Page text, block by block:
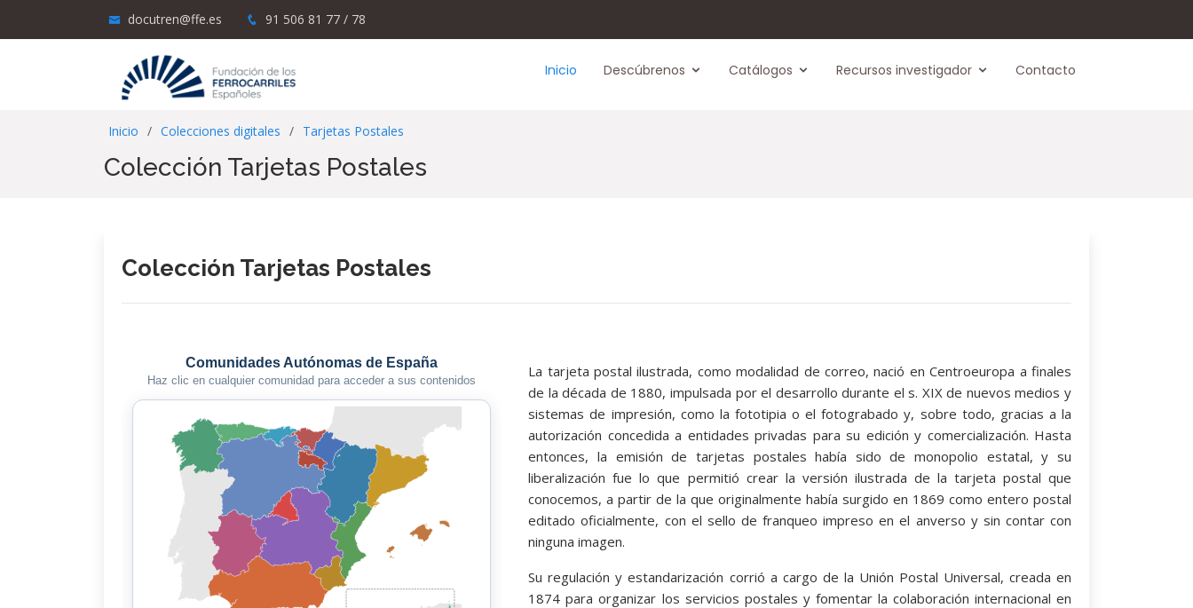
docutren@ffe.es 91 506 81 77 / 78
Inicio Descúbrenos Catálogos Recursos investigador Contacto
Inicio Colecciones digitales Tarjetas Postales
Colección Tarjetas Postales
Colección Tarjetas Postales
La tarjeta postal ilustrada, como modalidad de correo, nació en Centroeuropa a finales
de la década de 1880, impulsada por el desarrollo durante el s. XIX de nuevos medios y
sistemas de impresión, como la fototipia o el fotograbado y, sobre todo, gracias a la
autorización concedida a entidades privadas para su edición y comercialización. Hasta
entonces, la emisión de tarjetas postales había sido de monopolio estatal, y su
liberalización fue lo que permitió crear la versión ilustrada de la tarjeta postal que
conocemos, a partir de la que originalmente había surgido en 1869 como entero postal
editado oficialmente, con el sello de franqueo impreso en el anverso y sin contar con
ninguna imagen.
Su regulación y estandarización corrió a cargo de la Unión Postal Universal, creada en
1874 para organizar los servicios postales y fomentar la colaboración internacional en